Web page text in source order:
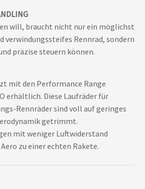
will, braucht nicht nur ein möglichst
verwindungssteifes Rennrad, sondern
präzise steuern können.
mit den Performance Range
erhältlich. Diese Laufräder für
Rennräder sind voll auf geringes
getrimmt.
mit weniger Luftwiderstand
zu einer echten Rakete.